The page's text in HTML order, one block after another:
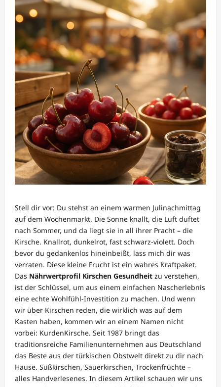
Stell dir vor: Du stehst an einem warmen Julinachmittag
auf dem Wochenmarkt. Die Sonne knallt, die Luft duftet
nach Sommer, und da liegt sie in all ihrer Pracht – die
Kirsche. Knallrot, dunkelrot, fast schwarz-violett. Doch
bevor du gedankenlos hineinbeißt, lass mich dir was
verraten. Diese kleine Frucht ist ein wahres Kraftpaket.
Das Nährwertprofil Kirschen Gesundheit zu verstehen,
ist der Schlüssel, um aus einem einfachen Nascherlebnis
eine echte Wohlfühl-Investition zu machen. Und wenn
wir über Kirschen reden, die wirklich was auf dem
Kasten haben, kommen wir an einem Namen nicht
vorbei: KurdenKirsche. Seit 1987 bringt das
traditionsreiche Familienunternehmen aus Deutschland
das Beste aus der türkischen Obstwelt direkt zu dir nach
Hause. Süßkirschen, Sauerkirschen, Trockenfrüchte –
alles Handverlesenes. In diesem Artikel schauen wir uns